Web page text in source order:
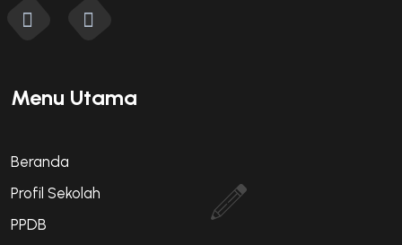
Menu Utama
Beranda
Profil Sekolah
PPDB